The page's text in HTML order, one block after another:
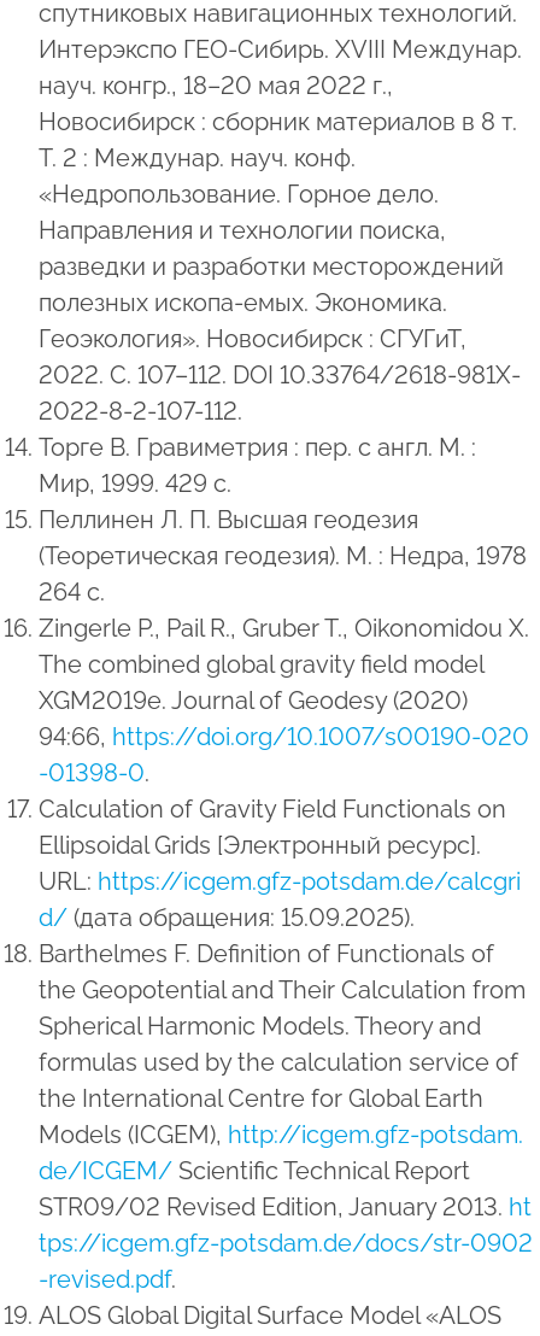
спутниковых навигационных технологий.
Интерэкспо ГЕО-Сибирь. XVIII Междунар.
науч. конгр., 18–20 мая 2022 г.,
Новосибирск : сборник материалов в 8 т.
Т. 2 : Междунар. науч. конф.
«Недропользование. Горное дело.
Направления и технологии поиска,
разведки и разработки месторождений
полезных ископа-емых. Экономика.
Геоэкология». Новосибирск : СГУГиТ,
2022. С. 107–112. DOI 10.33764/2618-981X-
2022-8-2-107-112.
Торге В. Гравиметрия : пер. с англ. М. :
Мир, 1999. 429 с.
Пеллинен Л. П. Высшая геодезия
(Теоретическая геодезия). М. : Недра, 1978
264 с.
Zingerle P., Pail R., Gruber T., Oikonomidou X.
The combined global gravity field model
XGM2019e. Journal of Geodesy (2020)
94:66, https://doi.org/10.1007/s00190-020
-01398-0.
Calculation of Gravity Field Functionals on
Ellipsoidal Grids [Электронный ресурс].
URL: https://icgem.gfz-potsdam.de/calcgri
d/ (дата обращения: 15.09.2025).
Barthelmes F. Definition of Functionals of
the Geopotential and Their Calculation from
Spherical Harmonic Models. Theory and
formulas used by the calculation service of
the International Centre for Global Earth
Models (ICGEM), http://icgem.gfz-potsdam.
de/ICGEM/ Scientific Technical Report
STR09/02 Revised Edition, January 2013. ht
tps://icgem.gfz-potsdam.de/docs/str-0902
-revised.pdf.
ALOS Global Digital Surface Model «ALOS